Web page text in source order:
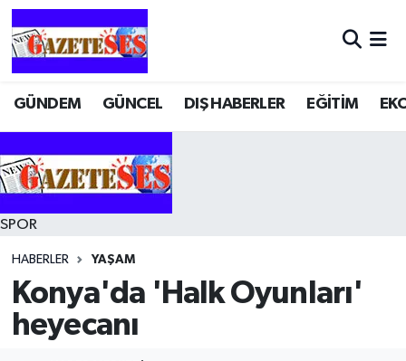
GÜNDEM GÜNCEL DIŞ HABERLER EĞİTİM
SPOR
HABERLER YAŞAM
Konya'da 'Halk Oyunları'
heyecanı